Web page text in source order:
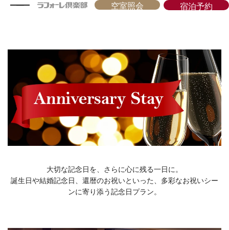
空室照会 宿泊予約
大切な記念日を、さらに心に残る一日に。
誕生日や結婚記念日、還暦のお祝いといった、多彩なお祝いシー
ンに寄り添う記念日プラン。